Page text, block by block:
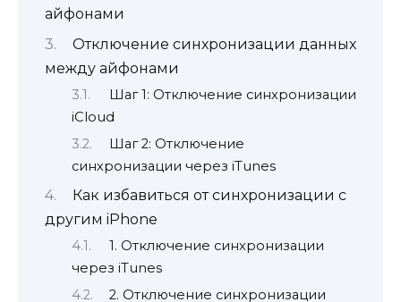
айфонами
Отключение синхронизации данных
между айфонами
Шаг 1: Отключение синхронизации
iCloud
Шаг 2: Отключение
синхронизации через iTunes
Как избавиться от синхронизации с
другим iPhone
1. Отключение синхронизации
через iTunes
2. Отключение синхронизации